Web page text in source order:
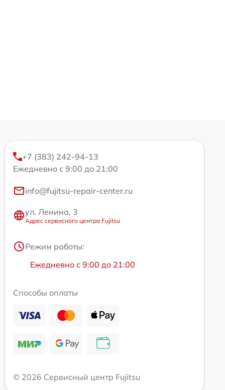
+7 (383) 242-94-13
Ежедневно с 9:00 до 21:00
info@fujitsu-repair-center.ru
ул. Ленина, 3
Адрес сервисного центра Fujitsu
Режим работы:
Ежедневно с 9:00 до 21:00
Способы оплаты
© 2026 Сервисный центр Fujitsu